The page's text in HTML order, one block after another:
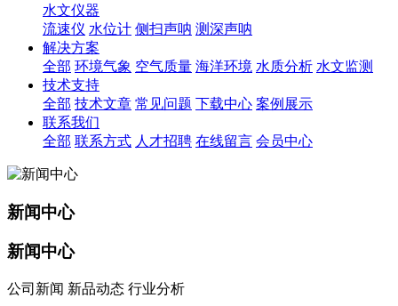
水文仪器
流速仪 水位计 侧扫声呐 测深声呐
解决方案
全部 环境气象 空气质量 海洋环境 水质分析 水文监测
技术支持
全部 技术文章 常见问题 下载中心 案例展示
联系我们
全部 联系方式 人才招聘 在线留言 会员中心
新闻中心
新闻中心
公司新闻 新品动态 行业分析